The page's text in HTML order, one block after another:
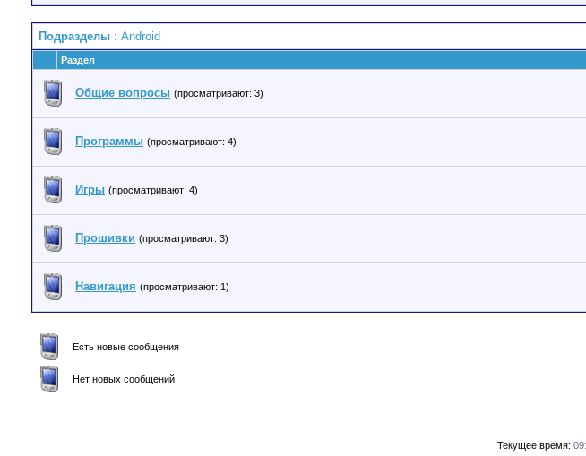
Подразделы : Android
Раздел
Общие вопросы (просматривают: 3)
Программы (просматривают: 4)
Игры (просматривают: 4)
Прошивки (просматривают: 3)
Навигация (просматривают: 1)
Есть новые сообщения
Нет новых сообщений
Текущее время: